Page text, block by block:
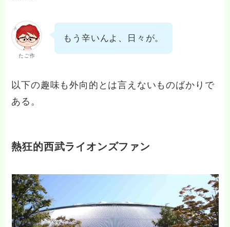
たご作
もう辛いんよ、日々が。
以下の趣味も外向的とは言えないものばかりで
ある。
熱狂的西武ライオンズファン